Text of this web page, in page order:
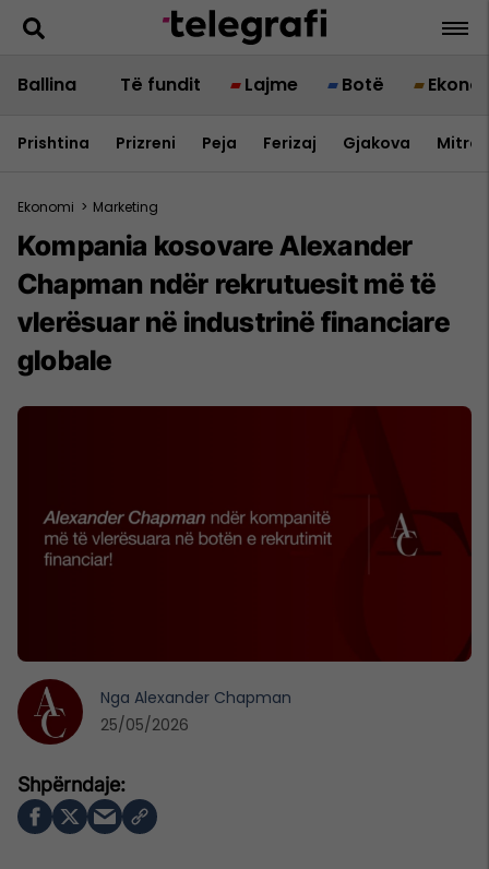
Ballina Të fundit Lajme Botë
Prishtina Prizreni Peja Ferizaj Gjakova
Ekonomi > Marketing
Kompania kosovare Alexander
Chapman ndër rekrutuesit më të
vlerësuar në industrinë financiare
globale
Nga Alexander Chapman
25/05/2026